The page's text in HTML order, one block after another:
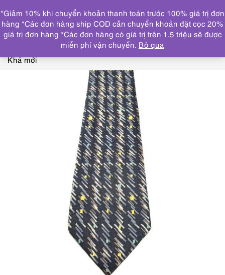
DANH MỤC
Trang chủ KHĂN, CÀ VẠT CRAVAT/CÀ VẠT
1156-
Caravat/Cà vạt nam-Pierre Cardin gray background Tie-
Khá mới
*Giảm 10% khi chuyển khoản thanh toán trước 100% giá trị đơn
hàng *Các đơn hàng ship COD cần chuyển khoản đặt cọc 20%
giá trị đơn hàng *Các đơn hàng có giá trị trên 1.5 triệu sẽ được
miễn phí vận chuyển. Bỏ qua